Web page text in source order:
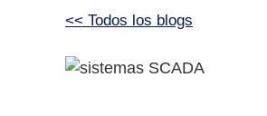
<< Todos los blogs